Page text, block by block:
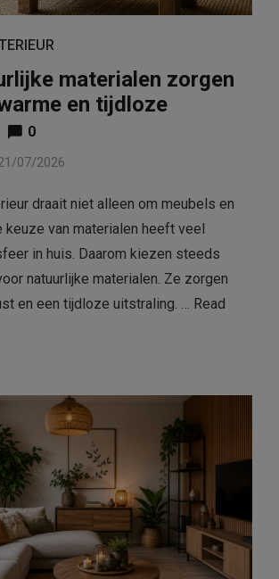
materialen zorgen
en tijdloze
0
07/2026
draait niet alleen om meubels en
keuze van materialen heeft veel
in huis. Daarom kiezen steeds
natuurlijke materialen. Ze zorgen
en een tijdloze uitstraling. … Read